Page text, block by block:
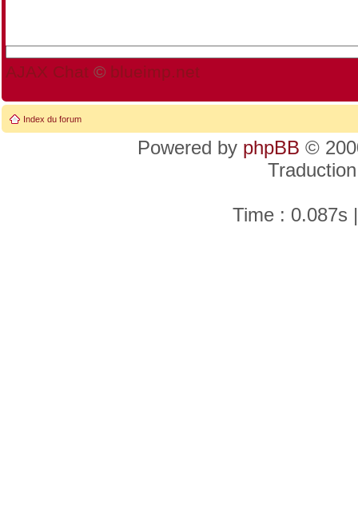
AJAX Chat © blueimp.net
Index du forum
Powered by phpBB ©
Time : 0.087s